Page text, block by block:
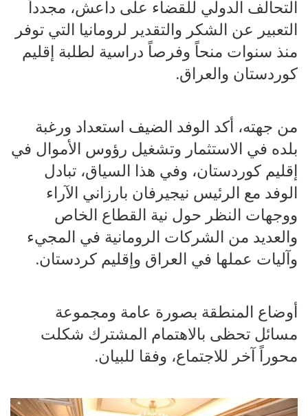
التحالف الدولي للقضاء على داعش، مجدداً
التعبير عن الشكر والتقدير لرومانيا التي توفر
منذ سنوات منحاً وفرصاً دراسية لطلبة إقليم
كوردستان والعراق.
من جهته، أكد الوفد الضيف استعداد ورغبة
بلده في الاستثمار وتشغيل رؤوس الأموال في
إقليم كوردستان، وفي هذا السياق، تبادل
الوفد مع الرئيس نيجيرفان بارزاني الآراء
ووجهات النظر حول نية القطاع الخاص
والعديد من الشركات الرومانية في المجيء
وآليات عملها في العراق وإقليم كردستان.
أوضاع المنطقة بصورة عامة ومجموعة
مسائل تحظى بالاهتمام المشترك شكلت
محوراً آخر للاجتماع، وفقا للبيان.